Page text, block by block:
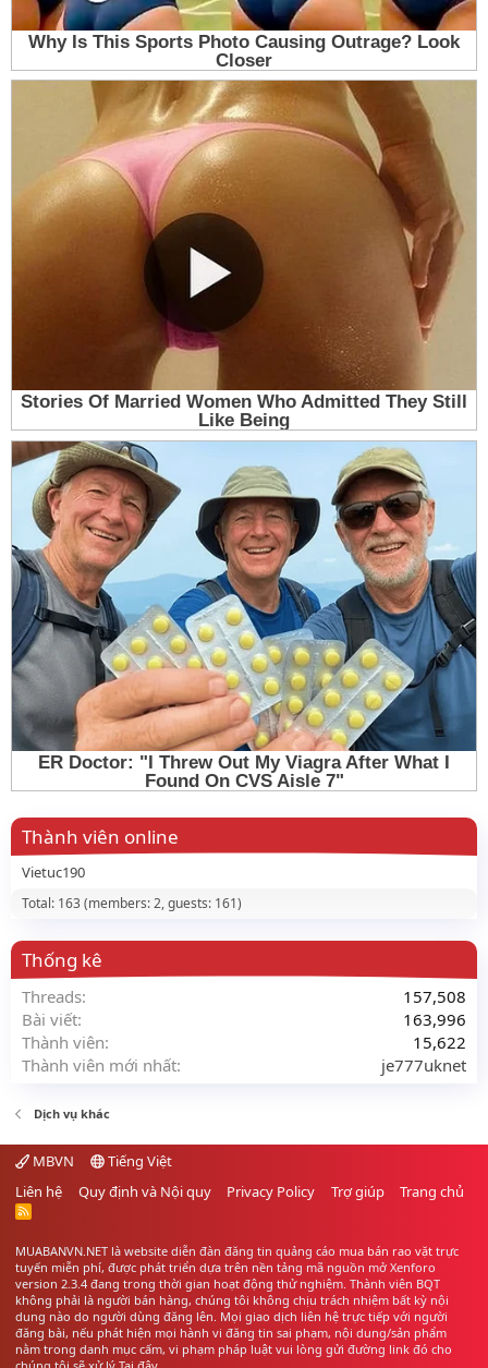
Thành viên online
Vietuc190
Total: 163 (members: 2, guests: 161)
Thống kê
Threads
157,508
Bài viết
163,996
Thành viên
15,622
Thành viên mới nhất
je777uknet
Dịch vụ khác
MBVN
Tiếng Việt
Liên hệ
Quy định và Nội quy Privacy Policy Trợ giúp Trang chủ
R
MUABANVN.NET là website diễn đàn đăng tin quảng cáo mua bán rao vặt trực
tuyến miễn phí, được phát triển dựa trên nền tảng mã nguồn mở Xenforo
version 2.3.4 đang trong thời gian hoạt động thử nghiệm. Thành viên BQT
không phải là người bán hàng, chúng tôi không chịu trách nhiệm bất kỳ nội
dung nào do người dùng đăng lên. Mọi giao dịch liên hệ trực tiếp với người
đăng bài, nếu phát hiện mọi hành vi đăng tin sai phạm, nội dung/sản phẩm
nằm trong danh mục cấm, vi phạm pháp luật vui lòng gửi đường link đó cho